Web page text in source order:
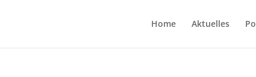
Home Aktuelles